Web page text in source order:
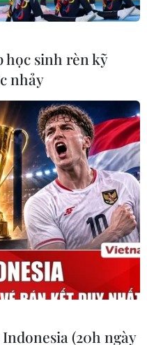
trụ sở công
phòng chống tai nạn
Quốc Chung Sye-
tới thành phố Daegu từ
học sinh rèn kỹ
nhảy
(20h ngày